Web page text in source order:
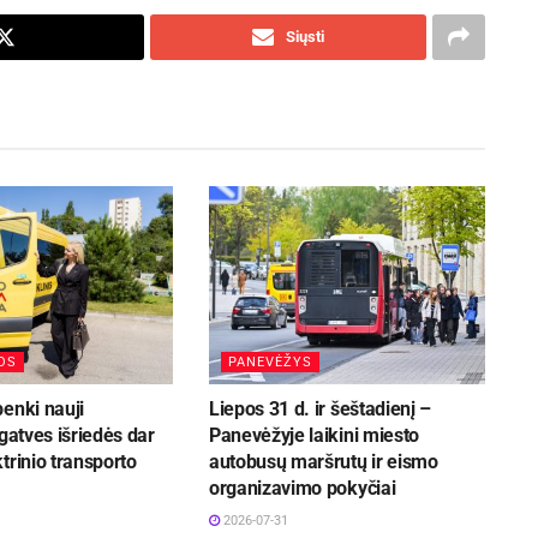
Siųsti
nauji
išriedės dar
transporto
PANEVĖŽYS
Liepos 31 d. ir šeštadienį –
Panevėžyje laikini miesto
autobusų maršrutų ir eismo
organizavimo pokyčiai
2026-07-31